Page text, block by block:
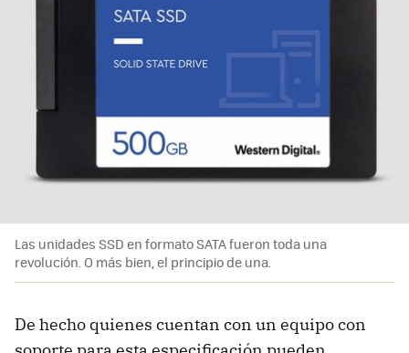
Las unidades SSD en formato SATA fueron toda una
revolución. O más bien, el principio de una.
De hecho quienes cuentan con un equipo con